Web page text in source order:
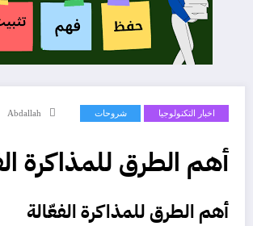
اخبار التكنولوجيا شروحات Abdallah
أهم الطرق للمذاكرة
أهم الطرق للمذاكرة الفعّالة